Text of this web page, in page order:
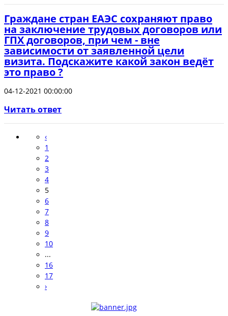
Граждане стран ЕАЭС сохраняют право
на заключение трудовых договоров или
ГПХ договоров, при чем - вне
зависимости от заявленной цели
визита. Подскажите какой закон ведёт
это право ?
04-12-2021 00:00:00
Читать ответ
‹
1
2
3
4
5
6
7
8
9
10
...
16
17
›